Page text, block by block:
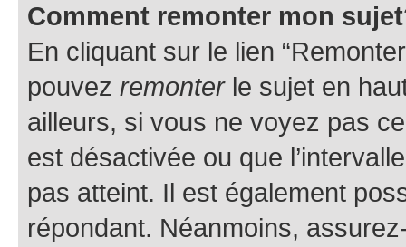
Comment remonter mon
En cliquant sur le lien
pouvez remonterle sujet en
ailleurs, si vous ne voyez pas
est désactivée ou que
pas atteint. Il est également
répondant. Néanmoins,